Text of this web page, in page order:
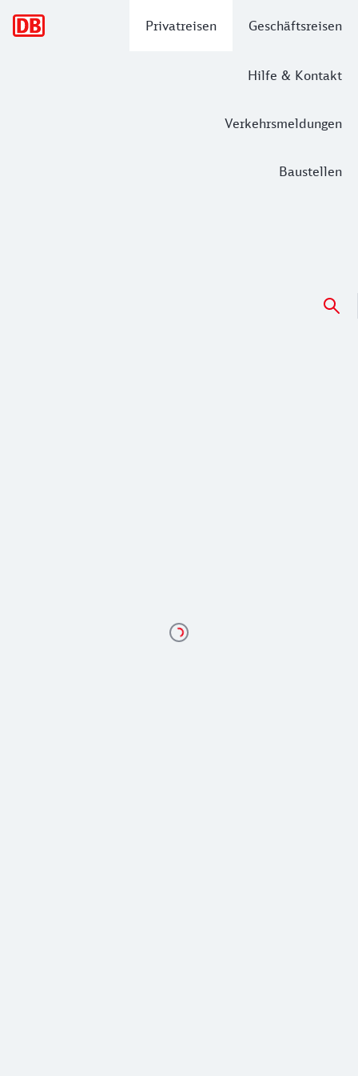
Privatreisen Geschäftsreisen
Hilfe & Kontakt
Verkehrsmeldungen
Baustellen